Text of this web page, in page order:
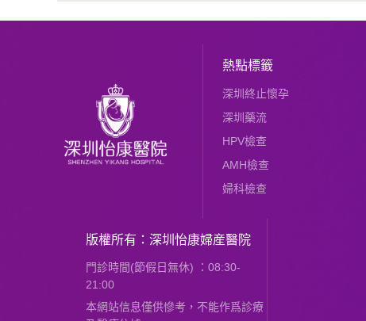
熱點標籤
深圳終止懷孕
深圳藥流
HPV檢查
AMH檢查
婦科檢查
版權所有：深圳怡康婦産醫院
門診時間(節假日無休) ：08:30-
21:00
本網站信息僅供慘考，不能作爲診療